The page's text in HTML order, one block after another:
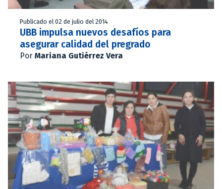
Publicado el 02 de julio del 2014
UBB impulsa nuevos desafíos para
asegurar calidad del pregrado
Por Mariana Gutiérrez Vera